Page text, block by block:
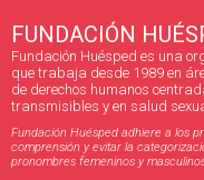
FUNDACIÓN
Fundación Huésped es una
que trabaja desde 1989 en
de derechos humanos
transmisibles y en salud
Fundación Huésped adhiere a los
comprensión y evitar la
pronombres femeninos y